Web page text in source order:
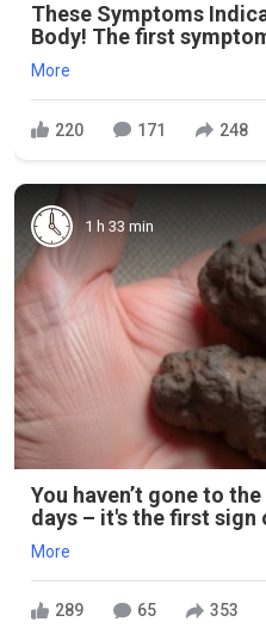
These Symptoms
Body! The first
More
220 171 248
1 h 33 min
You haven’t gone to
days – it's the first sign
More
289 65 353